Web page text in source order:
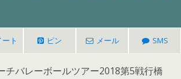
ト ピン メール SMS
チバレーボールツアー2018第5戦行橋